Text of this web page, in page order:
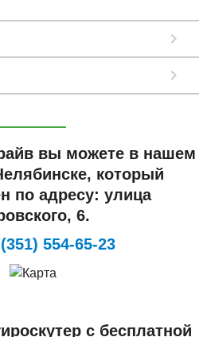
вы можете в нашем
который
по адресу: улица
6.
554-65-23
с бесплатной